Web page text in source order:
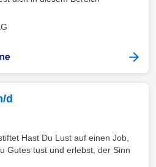
d
Hast Du Lust auf einen Job,
Gutes tust und erlebst, der Sinn